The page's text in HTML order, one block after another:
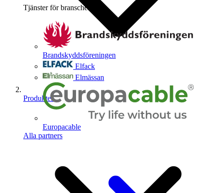
Tjänster för branschen
Brandskyddsföreningen
Elfack
Elmässan
Europacable
Alla partners
Produkter